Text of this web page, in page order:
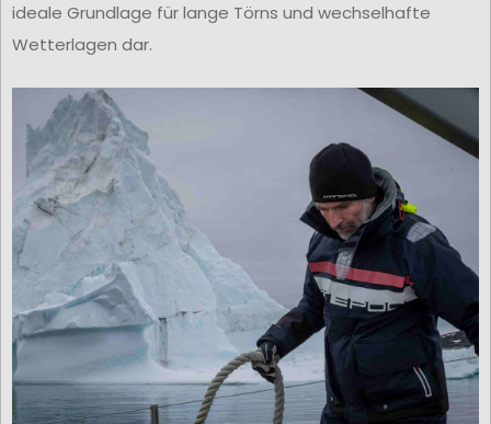
ideale Grundlage für lange Törns und wechselhafte
Wetterlagen dar.